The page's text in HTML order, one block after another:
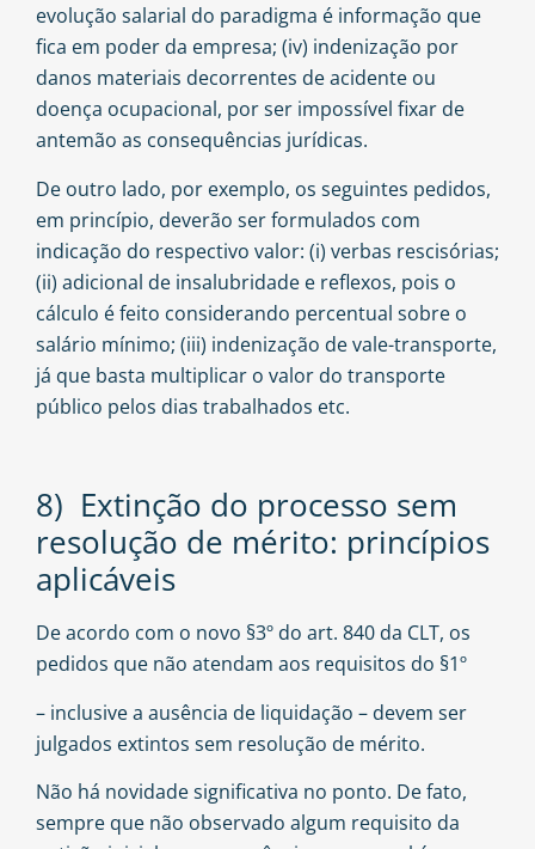
evolução salarial do paradigma é informação que
fica em poder da empresa; (iv) indenização por
danos materiais decorrentes de acidente ou
doença ocupacional, por ser impossível fixar de
antemão as consequências jurídicas.
De outro lado, por exemplo, os seguintes pedidos,
em princípio, deverão ser formulados com
indicação do respectivo valor: (i) verbas rescisórias;
(ii) adicional de insalubridade e reflexos, pois o
cálculo é feito considerando percentual sobre o
salário mínimo; (iii) indenização de vale-transporte,
já que basta multiplicar o valor do transporte
público pelos dias trabalhados etc.
8) Extinção do processo sem
resolução de mérito: princípios
aplicáveis
De acordo com o novo §3º do art. 840 da CLT, os
pedidos que não atendam aos requisitos do §1º
– inclusive a ausência de liquidação – devem ser
julgados extintos sem resolução de mérito.
Não há novidade significativa no ponto. De fato,
sempre que não observado algum requisito da